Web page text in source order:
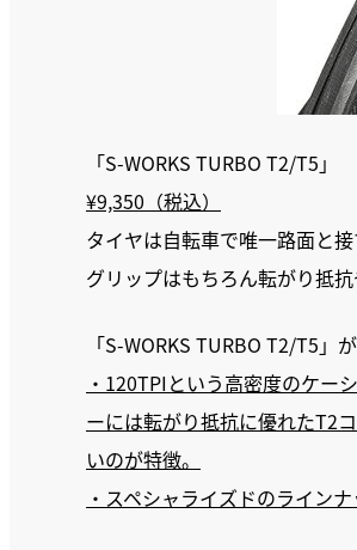
「S-WORKS TURBO T2/T5」
¥9,350（税込）
タイヤは自転車で唯一路面と
グリップはもちろん転がり抵
「S-WORKS TURBO T2/T5」
・120TPIという高密度のケー
ーには転がり抵抗に優れたT2
いのが特徴。
・スペシャライズドのラインナ